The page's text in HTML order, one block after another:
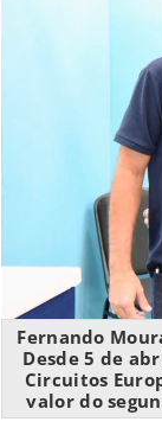
Fernando
Desde 5 de
Circuitos
valor do